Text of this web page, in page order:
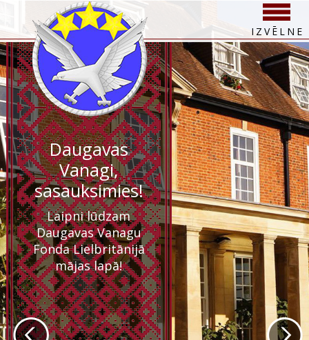
Daugavas
Vanagi,
sasauksimies!
Laipni lūdzam
Daugavas Vanagu
Fonda Lielbritānijā
mājas lapā!
IZVĒLNE